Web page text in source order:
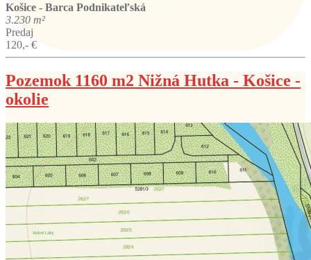
Košice - Barca Podnikateľská
3.230 m²
Predaj
120,- €
Pozemok 1160 m2 Nižná Hutka - Košice -
okolie